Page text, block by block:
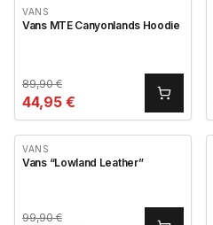
VANS
Vans MTE Canyonlands Hoodie
89,90€
44,95 €
VANS
Vans “Lowland Leather”
99,90€